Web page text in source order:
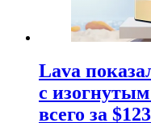
Lava
с
всего за $123